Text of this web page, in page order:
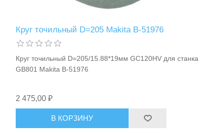
Круг точильный D=205 Makita B-51976
Круг точильный D=205/15.88*19мм GC120HV для станка
GB801 Makita B-51976
2 475,00 ₽
В КОРЗИНУ